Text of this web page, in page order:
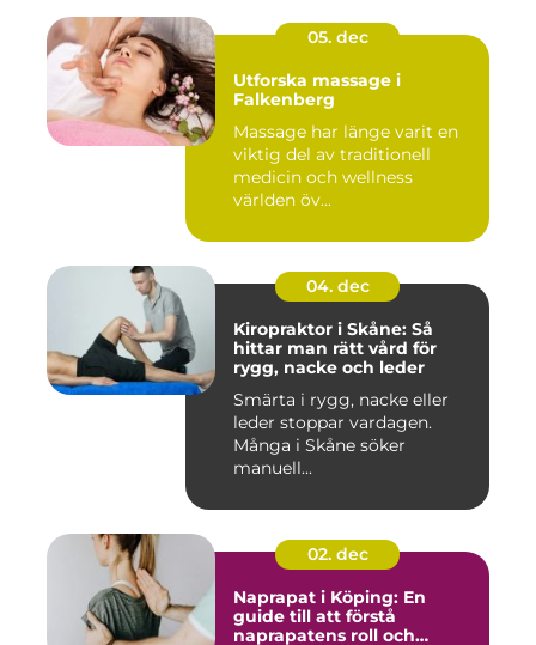
05. dec
Utforska massage i
Falkenberg
Massage har länge varit en
viktig del av traditionell
medicin och wellness
världen öv...
04. dec
Kiropraktor i Skåne: Så
hittar man rätt vård för
rygg, nacke och leder
Smärta i rygg, nacke eller
leder stoppar vardagen.
Många i Skåne söker
manuell...
02. dec
Naprapat i Köping: En
guide till att förstå
naprapatens roll och